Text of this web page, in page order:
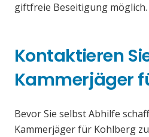
giftfreie Beseitigung möglich.
Kontaktieren
Kammerjäger
Bevor Sie selbst Abhilfe
Kammerjäger für Kohlberg